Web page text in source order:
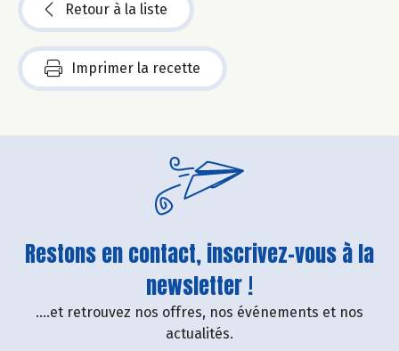
Retour à la liste
Imprimer la recette
Restons en contact, inscrivez-vous à la
newsletter !
....et retrouvez nos offres, nos événements et nos
actualités.